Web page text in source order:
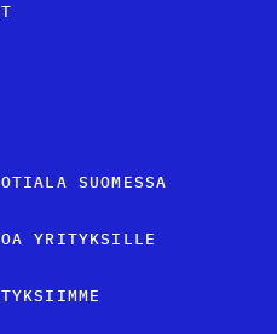
SUOMESSA
YRITYKSILLE